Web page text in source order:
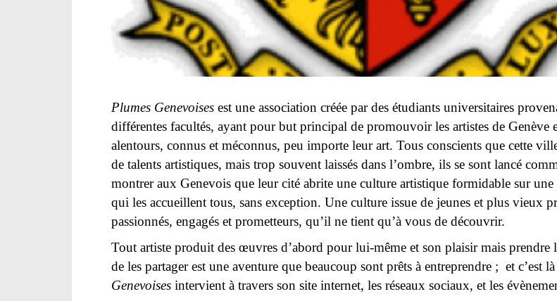
Plumes Genevoises est une association créée par des étudiants universitaires
différentes facultés, ayant pour but principal de promouvoir les artistes de Genève
alentours, connus et méconnus, peu importe leur art. Tous conscients que cette
de talents artistiques, mais trop souvent laissés dans l’ombre, ils se sont lancé
montrer aux Genevois que leur cité abrite une culture artistique formidable sur
qui les accueillent tous, sans exception. Une culture issue de jeunes et plus vieux
passionnés, engagés et prometteurs, qu’il ne tient qu’à vous de découvrir.
Tout artiste produit des œuvres d’abord pour lui-même et son plaisir mais prendre
de les partager est une aventure que beaucoup sont prêts à entreprendre ; et c’est
Genevoises intervient à travers son site internet, les réseaux sociaux, et les